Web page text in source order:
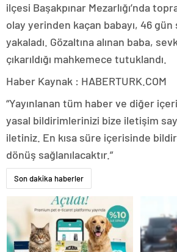
ilçesi Başakpınar Mezarlığı’nda
olay yerinden kaçan babayı, 46 gün
yakaladı. Gözaltına alınan baba,
çıkarıldığı mahkemece tutuklandı.
Haber Kaynak : HABERTURK.COM
“Yayınlanan tüm haber ve diğer
yasal bildirimlerinizi bize iletişim
iletiniz. En kısa süre içerisinde
dönüş sağlanılacaktır.”
Son dakika haberler